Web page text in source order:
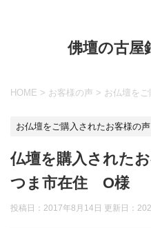
佛壇の古屋
HOME > お客様の声 > お仏壇を
お仏壇をご購入されたお客様の声
仏壇を購入された
つま市在住 O様
投稿日：2017年8月14日 更新日：